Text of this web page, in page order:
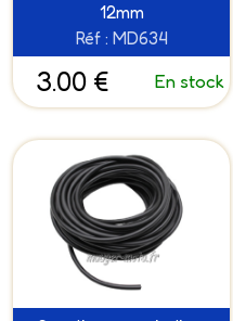
12mm
Réf : MD634
3.00 € En stock